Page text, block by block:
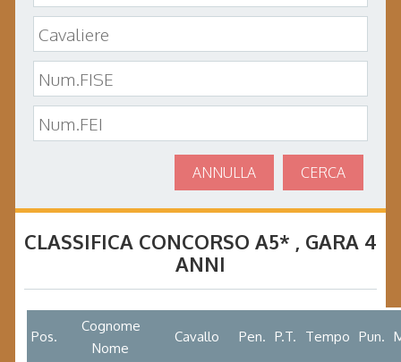
CERCA
ANNULLA
CLASSIFICA CONCORSO A5* , GARA 4
ANNI
Pos.
Cognome
Nome
Cavallo Pen. P.T. Tempo Pun.